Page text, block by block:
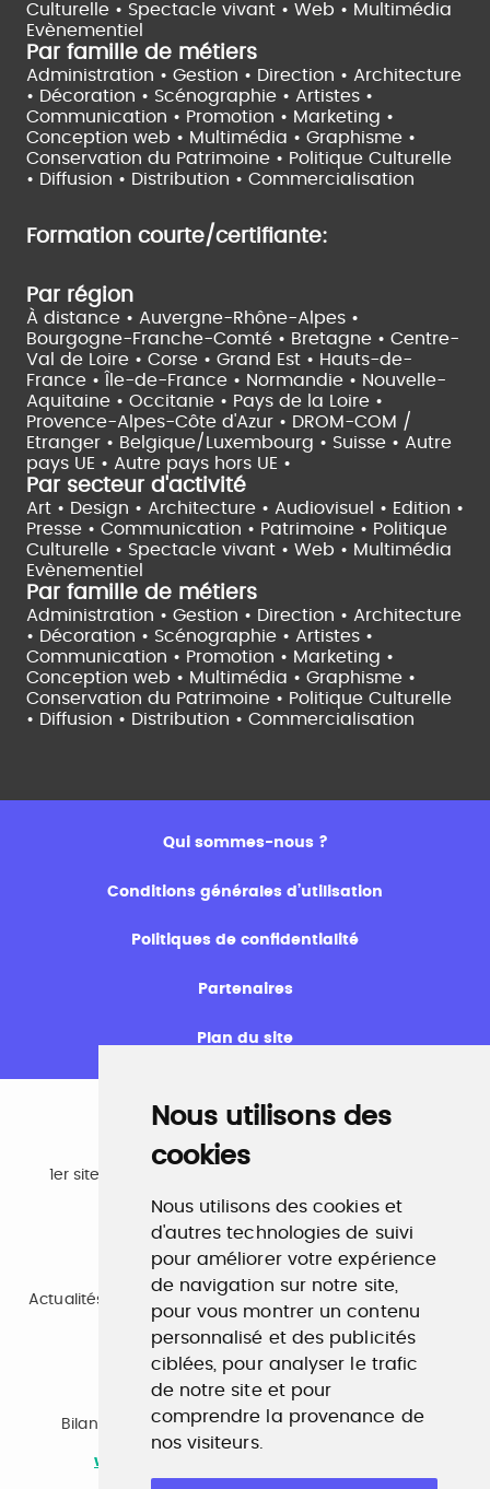
Nous utilisons des
cookies
Nous utilisons des cookies et
d'autres technologies de suivi
pour améliorer votre expérience
de navigation sur notre site,
pour vous montrer un contenu
personnalisé et des publicités
ciblées, pour analyser le trafic
de notre site et pour
comprendre la provenance de
nos visiteurs.
Culturelle • Spectacle vivant • Web • Multimédia
Evènementiel
Par famille de métiers
Administration • Gestion • Direction • Architecture
• Décoration • Scénographie • Artistes •
Communication • Promotion • Marketing •
Conception web • Multimédia • Graphisme •
Conservation du Patrimoine • Politique Culturelle
• Diffusion • Distribution • Commercialisation
Formation courte/certifiante:
Par région
À distance • Auvergne-Rhône-Alpes •
Bourgogne-Franche-Comté • Bretagne • Centre-
Val de Loire • Corse • Grand Est • Hauts-de-
France •
Île-de-France • Normandie • Nouvelle-
Aquitaine • Occitanie • Pays de la Loire •
Provence-Alpes-Côte d'Azur • DROM-COM /
Etranger • Belgique/Luxembourg • Suisse • Autre
pays UE • Autre pays hors UE •
Par secteur d'activité
Art • Design • Architecture • Audiovisuel • Edition •
Presse • Communication • Patrimoine • Politique
Culturelle • Spectacle vivant • Web • Multimédia
Evènementiel
Par famille de métiers
Administration • Gestion • Direction • Architecture
• Décoration • Scénographie • Artistes •
Communication • Promotion • Marketing •
Conception web • Multimédia • Graphisme •
Conservation du Patrimoine • Politique Culturelle
• Diffusion • Distribution • Commercialisation
Qui sommes-nous ?
Conditions générales d’utilisation
Politiques de confidentialité
Partenaires
Plan du site
Emploi
1er site emploi du secteur culturel 784.000 visites et
www.profilculture.com
Formation
Actualités, guide et annuaire des formations aux métiers
de la culture.
www.profilculture-formation.com
Accompagnement professionnel
Bilan de compétences, coaching, techniques de
recherche d'emploi, entretien conseil.
www.profilculture-competences.com